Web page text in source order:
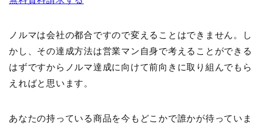
ノルマは会社の都合ですので変えることはできません。し
かし、その達成方法は営業マン自身で考えることができる
はずですからノルマ達成に向けて前向きに取り組んでもら
えればと思います。
あなたの持っている商品を今もどこかで誰かが待っていま